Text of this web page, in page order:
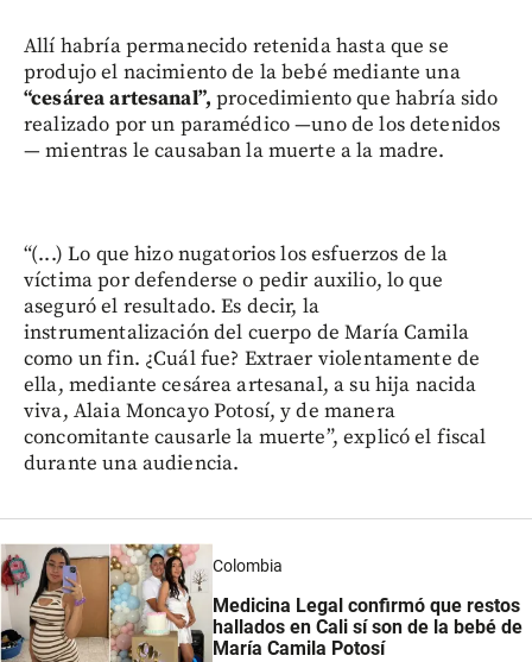
Allí habría permanecido retenida hasta que se
produjo el nacimiento de la bebé mediante una
“cesárea artesanal”,procedimiento que habría sido
realizado por un paramédico —uno de los detenidos
— mientras le causaban la muerte a la madre.
“(...) Lo que hizo nugatorios los esfuerzos de la
víctima por defenderse o pedir auxilio, lo que
aseguró el resultado. Es decir, la
instrumentalización del cuerpo de María Camila
como un fin. ¿Cuál fue? Extraer violentamente de
ella, mediante cesárea artesanal, a su hija nacida
viva, Alaia Moncayo Potosí, y de manera
concomitante causarle la muerte”, explicó el fiscal
durante una audiencia.
Colombia
Medicina Legal confirmó que restos
hallados en Cali sí son de la bebé de
María Camila Potosí